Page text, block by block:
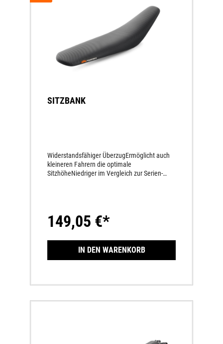
SITZBANK
Widerstandsfähiger ÜberzugErmöglicht auch
kleineren Fahrern die optimale
SitzhöheNiedriger im Vergleich zur Serien-
149,05 €*
IN DEN WARENKORB